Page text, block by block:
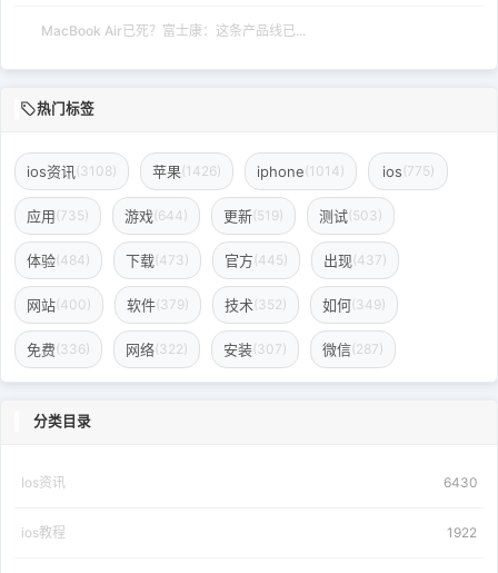
MacBook Air已死？富士康：这条产品线已...
热门标签
ios资讯 (3108) 苹果(1426) iphone(1014) ios(775)
应用(735) 游戏(644) 更新(519) 测试(503)
体验(484) 下载(473) 官方(445) 出现(437)
网站(400) 软件(379) 技术(352) 如何(349)
免费(336) 网络(322) 安装(307) 微信(287)
分类目录
Ios资讯 6430
ios教程 1922